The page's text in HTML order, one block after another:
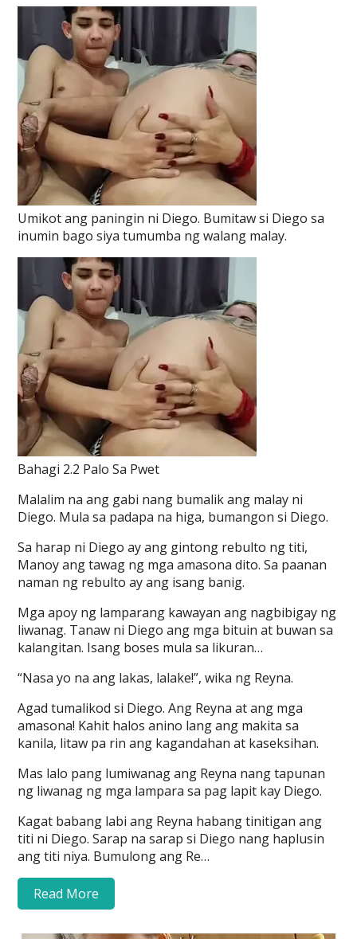
Umikot ang paningin ni Diego. Bumitaw si Diego sa
inumin bago siya tumumba ng walang malay.
Bahagi 2.2 Palo Sa Pwet
Malalim na ang gabi nang bumalik ang malay ni
Diego. Mula sa padapa na higa, bumangon si Diego.
Sa harap ni Diego ay ang gintong rebulto ng titi,
Manoy ang tawag ng mga amasona dito. Sa paanan
naman ng rebulto ay ang isang banig.
Mga apoy ng lamparang kawayan ang nagbibigay ng
liwanag. Tanaw ni Diego ang mga bituin at buwan sa
kalangitan. Isang boses mula sa likuran…
“Nasa yo na ang lakas, lalake!”, wika ng Reyna.
Agad tumalikod si Diego. Ang Reyna at ang mga
amasona! Kahit halos anino lang ang makita sa
kanila, litaw pa rin ang kagandahan at kaseksihan.
Mas lalo pang lumiwanag ang Reyna nang tapunan
ng liwanag ng mga lampara sa pag lapit kay Diego.
Kagat babang labi ang Reyna habang tinitigan ang
titi ni Diego. Sarap na sarap si Diego nang haplusin
ang titi niya. Bumulong ang Re…
Read More